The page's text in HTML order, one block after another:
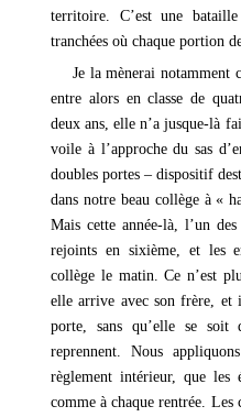
territoire. C’est une
tranchées où chaque portion
Je la mènerai
entre alors en classe de
deux ans, elle n’a jusque-là
voile à l’approche du sas
doubles portes – dispositif
dans notre beau collège à «
Mais cette année-là, l’un
rejoints en sixième, et les
collège le matin. Ce n’est
elle arrive avec son frère, et
porte, sans qu’elle se soit
reprennent. Nous
règlement intérieur, que les
comme à chaque rentrée.